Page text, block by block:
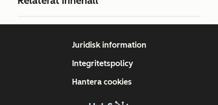
Juridisk information
Integritetspolicy
Hantera cookies